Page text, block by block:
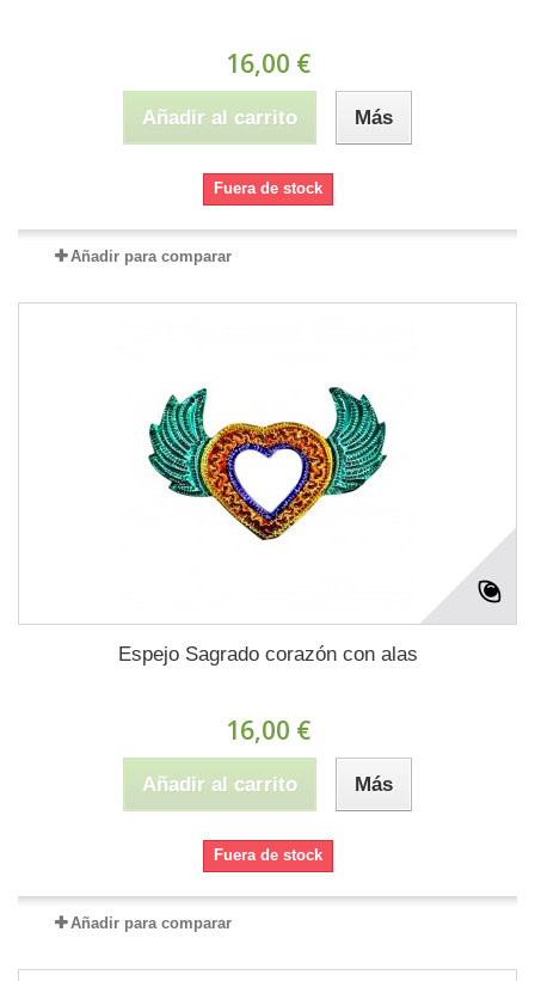
16,00 €
Añadir al carrito Más
Fuera de stock
Añadir para comparar
Espejo Sagrado corazón con alas
16,00 €
Añadir al carrito Más
Fuera de stock
Añadir para comparar